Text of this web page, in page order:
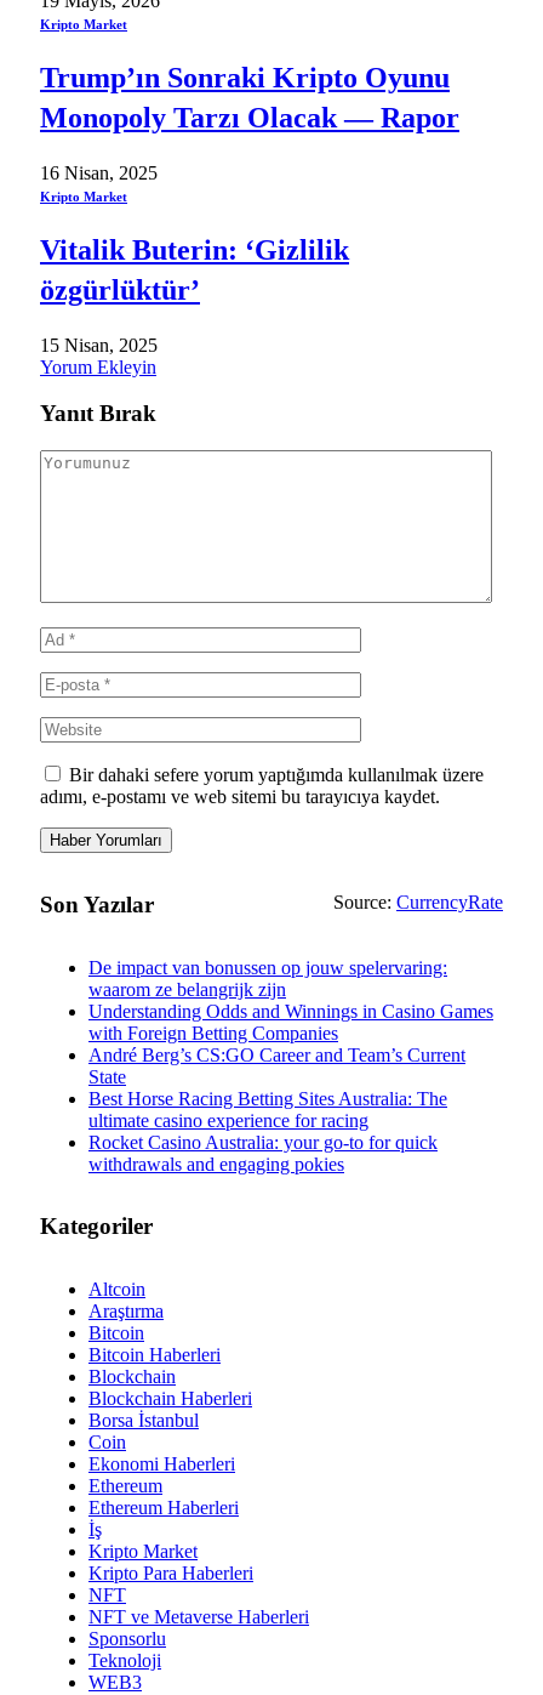
Kripto Market
Trump’ın Sonraki Kripto Oyunu
Monopoly Tarzı Olacak — Rapor
16 Nisan, 2025
Kripto Market
Vitalik Buterin: ‘Gizlilik
özgürlüktür’
15 Nisan, 2025
Yorum Ekleyin
Yanıt Bırak
Bir dahaki sefere yorum yaptığımda kullanılmak üzere
adımı, e-postamı ve web sitemi bu tarayıcıya kaydet.
Source: CurrencyRate
Son Yazılar
De impact van bonussen op jouw spelervaring:
waarom ze belangrijk zijn
Understanding Odds and Winnings in Casino Games
with Foreign Betting Companies
André Berg’s CS:GO Career and Team’s Current
State
Best Horse Racing Betting Sites Australia: The
ultimate casino experience for racing
Rocket Casino Australia: your go-to for quick
withdrawals and engaging pokies
Kategoriler
Altcoin
Araştırma
Bitcoin
Bitcoin Haberleri
Blockchain
Blockchain Haberleri
Borsa İstanbul
Coin
Ekonomi Haberleri
Ethereum
Ethereum Haberleri
İş
Kripto Market
Kripto Para Haberleri
NFT
NFT ve Metaverse Haberleri
Sponsorlu
Teknoloji
WEB3